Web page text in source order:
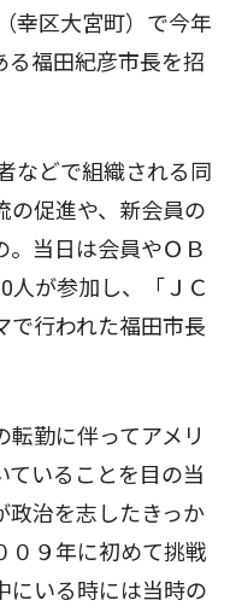
幸区大宮町）で今年
る福田紀彦市長を招
などで組織される同
の促進や、新会員の
。当日は会員やＯＢ
人が参加し、「ＪＣ
で行われた福田市長
勤に伴ってアメリ
ていることを目の当
政治を志したきっか
０９年に初めて挑戦
にいる時には当時の